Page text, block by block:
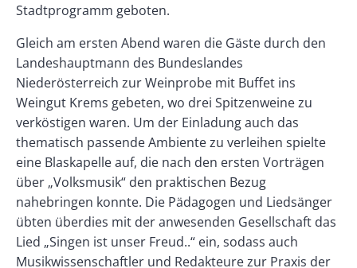
Stadtprogramm geboten.
Gleich am ersten Abend waren die Gäste durch den
Landeshauptmann des Bundeslandes
Niederösterreich zur Weinprobe mit Buffet ins
Weingut Krems gebeten, wo drei Spitzenweine zu
verköstigen waren. Um der Einladung auch das
thematisch passende Ambiente zu verleihen spielte
eine Blaskapelle auf, die nach den ersten Vorträgen
über „Volksmusik“ den praktischen Bezug
nahebringen konnte. Die Pädagogen und Liedsänger
übten überdies mit der anwesenden Gesellschaft das
Lied „Singen ist unser Freud..“ ein, sodass auch
Musikwissenschaftler und Redakteure zur Praxis der